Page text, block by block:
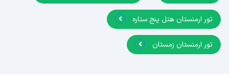
تور ارمنستان هتل پنج ستاره
تور ارمنستان زمستان